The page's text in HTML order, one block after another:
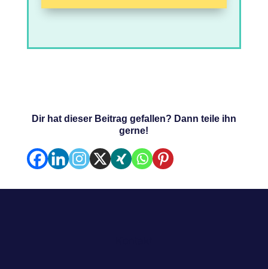
Dir hat dieser Beitrag gefallen? Dann teile ihn
gerne!